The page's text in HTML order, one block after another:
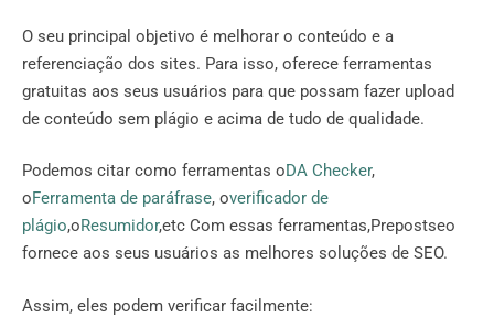
O seu principal objetivo é melhorar o conteúdo e a
referenciação dos sites. Para isso, oferece ferramentas
gratuitas aos seus usuários para que possam fazer upload
de conteúdo sem plágio e acima de tudo de qualidade.
Podemos citar como ferramentas oDA Checker,
oFerramenta de paráfrase, overificador de
plágio,oResumidor,etc Com essas ferramentas,Prepostseo
fornece aos seus usuários as melhores soluções de SEO.
Assim, eles podem verificar facilmente: